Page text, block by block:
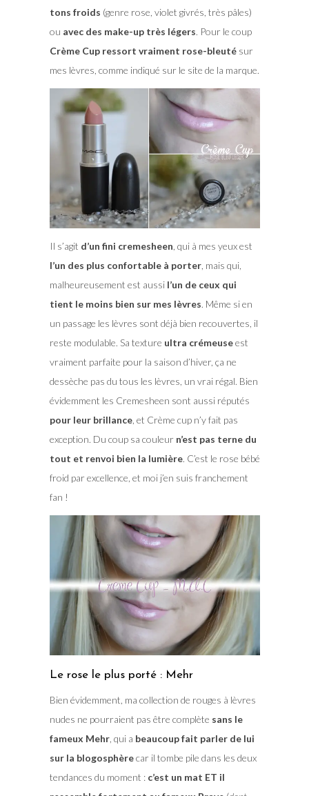
tons froids (genre rose, violet givrés, très pâles)
ou avec des make-up très légers. Pour le coup
Crème Cup ressort vraiment rose-bleutésur
mes lèvres, comme indiqué sur le site de la marque.
Il s’agit d’un fini cremesheen , qui à mes yeux est
l’un des plus confortable à porter, mais qui,
malheureusement est aussi l’un de ceux qui
tient le moins bien sur mes lèvres. Même si en
un passage les lèvres sont déjà bien recouvertes, il
reste modulable. Sa texture ultra crémeuseest
vraiment parfaite pour la saison d’hiver, ça ne
dessèche pas du tous les lèvres, un vrai régal. Bien
évidemment les Cremesheen sont aussi réputés
pour leur brillance, et Crème cup n’y fait pas
exception. Du coup sa couleur n’est pas terne du
tout et renvoi bien la lumière. C’est le rose bébé
froid par excellence, et moi j’en suis franchement
fan !
Le rose le plus porté : Mehr
Bien évidemment, ma collection de rouges à lèvres
nudes ne pourraient pas être complète sans le
fameux Mehr, qui a beaucoup fait parler de lui
sur la blogosphèrecar il tombe pile dans les deux
tendances du moment :c’est un mat ET il